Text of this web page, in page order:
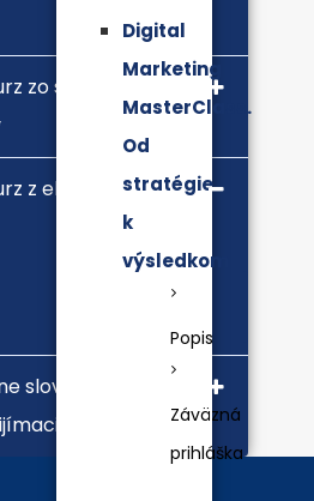
Digital
Marketing
MasterClass.
Od
stratégie
k
výsledkom
Popis
Záväzná
prihláška
zo stredoškolskej
z ekonómie a
slovenského
pohovory